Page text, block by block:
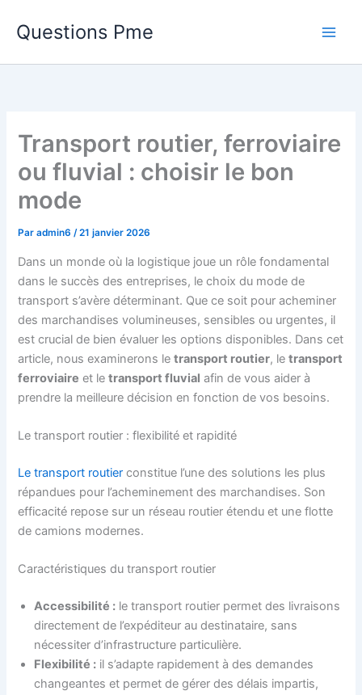
Questions Pme
Transport routier, ferroviaire
ou fluvial : choisir le bon
mode
Paradmin6/21 janvier 2026
Dans un monde où la logistique joue un rôle fondamental
dans le succès des entreprises, le choix du mode de
transport s’avère déterminant. Que ce soit pour acheminer
des marchandises volumineuses, sensibles ou urgentes, il
est crucial de bien évaluer les options disponibles. Dans cet
article, nous examinerons letransport routier, letransport
ferroviaire et letransport fluvial afin de vous aider à
prendre la meilleure décision en fonction de vos besoins.
Le transport routier : flexibilité et rapidité
Le transport routier constitue l’une des solutions les plus
répandues pour l’acheminement des marchandises. Son
efficacité repose sur un réseau routier étendu et une flotte
de camions modernes.
Caractéristiques du transport routier
Accessibilité : le transport routier permet des livraisons
directement de l’expéditeur au destinataire, sans
nécessiter d’infrastructure particulière.
Flexibilité : il s’adapte rapidement à des demandes
changeantes et permet de gérer des délais impartis,